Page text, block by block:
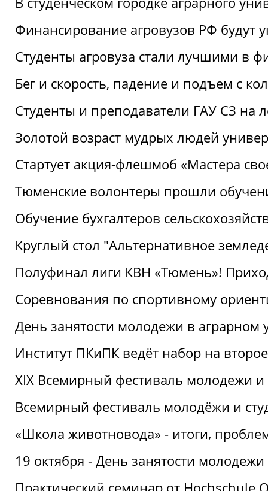
Финансирование агровузов РФ будут
Студенты агровуза стали лучшими в
Бег и скорость, падение и подъем с
Студенты и преподаватели ГАУ СЗ
Золотой возраст мудрых людей
Стартует акция-флешмоб «Мастера
Тюменские волонтеры прошли
Обучение бухгалтеров
Круглый стол "Альтернативное
Полуфинал лиги КВН «Тюмень»!
Соревнования по спортивному
День занятости молодежи в аграрном
Институт ПКиПК ведёт набор на
XIX Всемирный фестиваль молодежи
Всемирный фестиваль молодёжи и
«Школа животновода» - итоги,
19 октября - День занятости молодежи
Практический семинар от Hochschule